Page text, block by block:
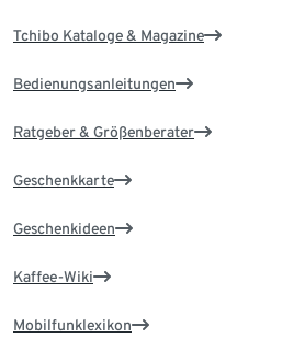
Tchibo Kataloge & Magazine
Bedienungsanleitungen
Ratgeber & Größenberater
Geschenkkarte
Geschenkideen
Kaffee-Wiki
Mobilfunklexikon